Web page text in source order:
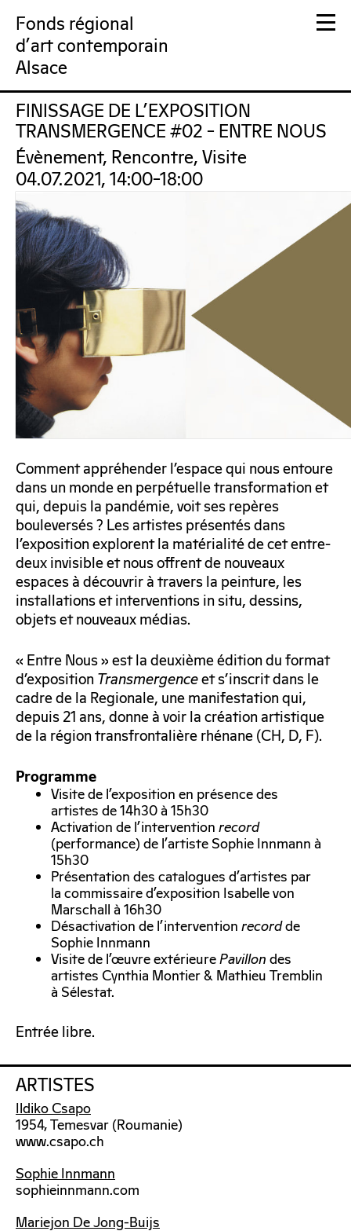
Fonds régional
d'art contemporain
Alsace
FRAC Alsace
FINISSAGE DE L’EXPOSITION
TRANSMERGENCE #02 – ENTRE NOUS
Évènement, Rencontre, Visite
04.07.2021, 14:00–18:00
Comment appréhender l’espace qui nous entoure
dans un monde en perpétuelle transformation et
qui, depuis la pandémie, voit ses repères
bouleversés ? Les artistes présentés dans
l’exposition explorent la matérialité de cet entre-
deux invisible et nous offrent de nouveaux
espaces à découvrir à travers la peinture, les
installations et interventions in situ, dessins,
objets et nouveaux médias.
« Entre Nous » est la deuxième édition du format
d’expositionTransmergenceet s’inscrit dans le
cadre de la Regionale, une manifestation qui,
depuis 21 ans, donne à voir la création artistique
de la région transfrontalière rhénane (CH, D, F).
Programme
Visite de l’exposition en présence des
artistes de 14h30 à 15h30
Activation de l’interventionrecord
(performance) de l’artiste Sophie Innmann à
15h30
Présentation des catalogues d’artistes par
la commissaire d’exposition Isabelle von
Marschall à 16h30
Désactivation de l’interventionrecordde
Sophie Innmann
Visite de l’œuvre extérieurePavillondes
artistes Cynthia Montier & Mathieu Tremblin
à Sélestat.
Entrée libre.
ARTISTES
Ildiko Csapo
1954, Temesvar (Roumanie)
www.csapo.ch
Sophie Innmann
sophieinnmann.com
Mariejon De Jong-Buijs